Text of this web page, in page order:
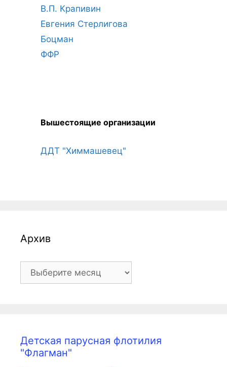
В.П. Крапивин
Евгения Стерлигова
Боцман
ФФР
Вышестоящие организации
ДДТ "Химмашевец"
Архив
Архив
Детская парусная флотилия
"Флагман"